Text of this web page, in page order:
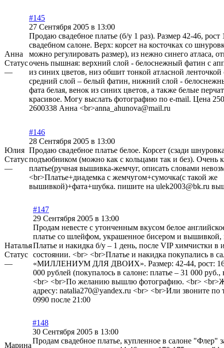
Анна
Статус
—
#145
27 Сентября 2005 в 13:00
Продаю свадебное платье (б/у 1 раз). Размер 42-46,
свадебном салоне. Верх: корсет на косточках со
можно регулировать размер), из нежно синего атласа,
очень пышная: верхний слой - белоснежный фатин с
из синих цветов, низ обшит тонкой атласной ленточкой
средний слой – белый фатин, нижний слой -
фата белая, венок из синих цветов, а также белые
красивое. Могу выслать фотографию по e-mail. Цена
2600338 Анна <br>anna_ahunova@mail.ru
Юлия
Статус
—
#146
28 Сентября 2005 в 13:00
Продаю свадебное платье белое. Корсет (сзади
подъюбником (можно как с кольцами так и без). Очень
платье(ручная вышивка-жемчуг, описать словами
<br>Платье+диадемка с жемчугом+сумочка(с такой же
вышивкой)+фата+шубка. пишите на ulek2003@bk.ru
Наталья
Статус
—
#147
29 Сентября 2005 в 13:00
Продам невесте с утонченным вкусом белое
платье со шлейфом, украшенное бисером и вышивкой,
Платье и накидка б/у – 1 день, после VIP химчистки в
состоянии. <br> <br>Платье и накидка покупались в
«МИЛЛЕНИУМ ДЛЯ ДВОИХ». Размер: 42-44, рост:
000 рублей (покупалось в салоне: платье – 31 000
<br> <br>По желанию вышлю фотографию. <br>
адресу: natalia270@yandex.ru <br> <br>Или звоните по
0990 после 21:00
Марина
#148
30 Сентября 2005 в 13:00
Продам свадебное платье, купленное в салоне "Флер"